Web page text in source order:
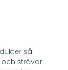
så
strävar